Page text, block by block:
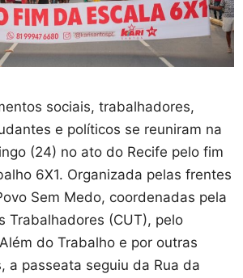
sociais, trabalhadores,
e políticos se reuniram na
(24) no ato do Recife pelo fim
6X1. Organizada pelas frentes
Sem Medo, coordenadas pela
Trabalhadores (CUT), pelo
do Trabalho e por outras
a passeata seguiu da Rua da